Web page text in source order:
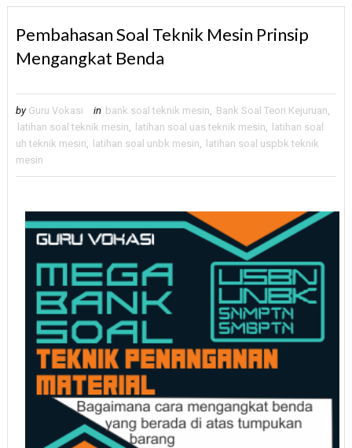
Pembahasan Soal Teknik Mesin Prinsip
Mengangkat Benda
by Guru Vokasi in bank soal teknik mesin, Bank Soal Teori Kejuruan,
latihan soal teknik mesin, latihan soal uas teknik mesin,
latihan soal
uh teknik mesin, latihan soal unbk mesin,
latihan soal uspbk teknik
mesin